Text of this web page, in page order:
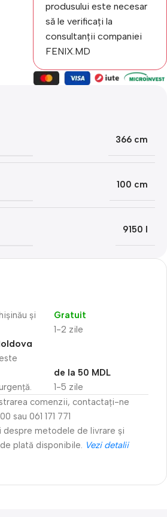
produsului este necesar
să le verificați la
consultanții companiei
FENIX.MD
366 cm
100 cm
9150 l
și
1-2 zile
Gratuit
1-5 zile
de la 50 MDL
comenzii, contactați-ne
sau 061 171 771
despre metodele de livrare și
plată disponibile. Vezi detalii